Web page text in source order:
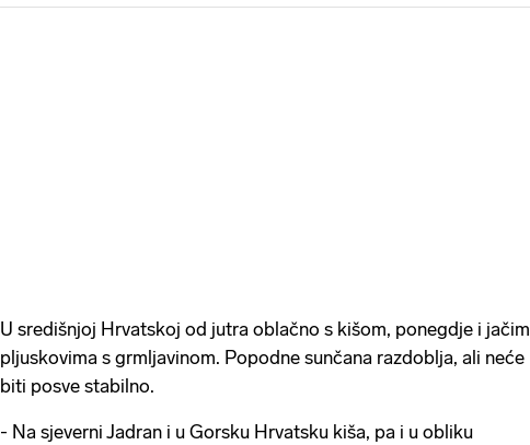
U središnjoj Hrvatskoj od jutra oblačno s kišom, ponegdje i jačim
pljuskovima s grmljavinom. Popodne sunčana razdoblja, ali neće
biti posve stabilno.
- Na sjeverni Jadran i u Gorsku Hrvatsku kiša, pa i u obliku